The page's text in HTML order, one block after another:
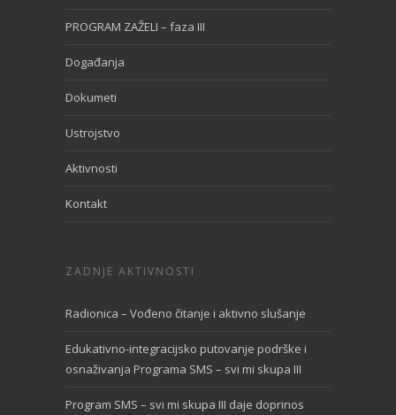
PROGRAM ZAŽELI – faza III
Događanja
Dokumeti
Ustrojstvo
Aktivnosti
Kontakt
ZADNJE AKTIVNOSTI
Radionica – Vođeno čitanje i aktivno slušanje
Edukativno-integracijsko putovanje podrške i
osnaživanja Programa SMS – svi mi skupa III
Program SMS – svi mi skupa III daje doprinos